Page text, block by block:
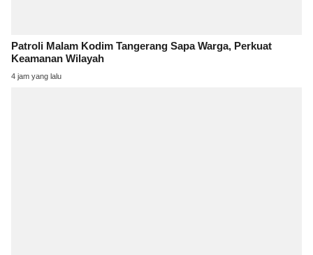
Patroli Malam Kodim Tangerang Sapa Warga, Perkuat
Keamanan Wilayah
4 jam yang lalu